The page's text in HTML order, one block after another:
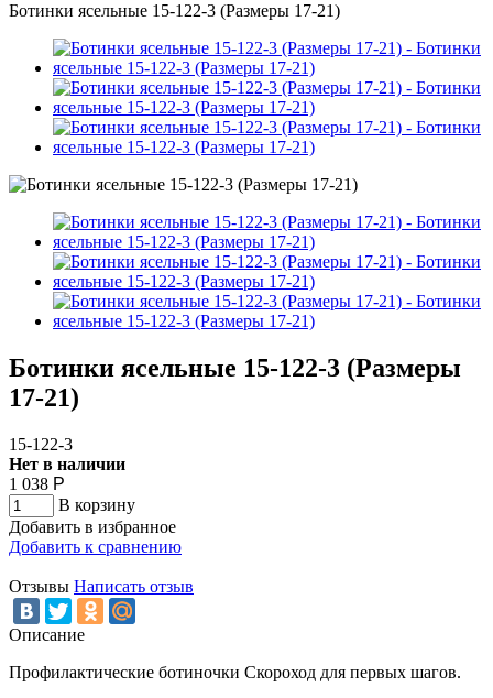
Ботинки ясельные 15-122-3 (Размеры 17-21)
Ботинки ясельные 15-122-3 (Размеры
17-21)
15-122-3
Нет в наличии
1 038 Р
В корзину
Добавить в избранное
Добавить к сравнению
Отзывы Написать отзыв
Описание
Профилактические ботиночки Скороход для первых шагов.